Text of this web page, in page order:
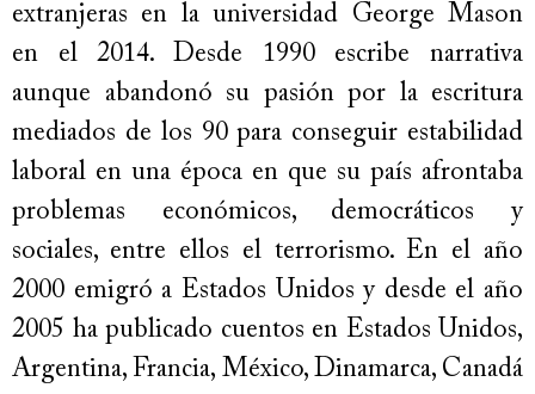
extranjeras en la universidad George Mason
en el 2014. Desde 1990 escribe narrativa
aunque abandonó su pasión por la escritura
mediados de los 90 para conseguir estabilidad
laboral en una época en que su país afrontaba
problemas económicos, democráticos y
sociales, entre ellos el terrorismo. En el año
2000 emigró a Estados Unidos y desde el año
2005 ha publicado cuentos en Estados Unidos,
Argentina, Francia, México, Dinamarca, Canadá